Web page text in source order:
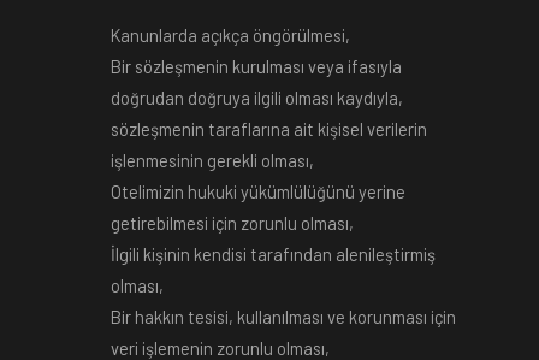
Kanunlarda açıkça öngörülmesi,
Bir sözleşmenin kurulması veya ifasıyla
doğrudan doğruya ilgili olması kaydıyla,
sözleşmenin taraflarına ait kişisel verilerin
işlenmesinin gerekli olması,
Otelimizin hukuki yükümlülüğünü yerine
getirebilmesi için zorunlu olması,
İlgili kişinin kendisi tarafından alenileştirmiş
olması,
Bir hakkın tesisi, kullanılması ve korunması için
veri işlemenin zorunlu olması,